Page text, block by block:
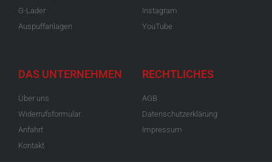
G-Lader
Auspuffanlagen
Instagram
YouTube
DAS UNTERNEHMEN
Über uns
Widerrufsformular
Anfahrt
Kontakt
RECHTLICHES
AGB
Datenschutzerklärung
Impressum